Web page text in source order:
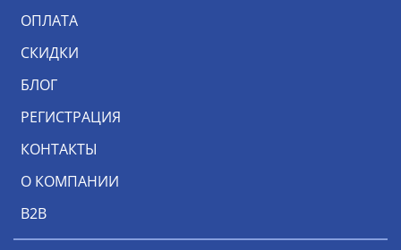
ОПЛАТА
СКИДКИ
БЛОГ
РЕГИСТРАЦИЯ
КОНТАКТЫ
О КОМПАНИИ
В2В